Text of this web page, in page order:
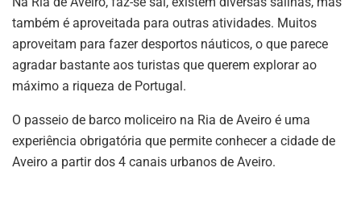
também é aproveitada para outras atividades. Muitos
aproveitam para fazer desportos náuticos, o que parece
agradar bastante aos turistas que querem explorar ao
máximo a riqueza de Portugal.
O passeio de barco moliceiro na Ria de Aveiro é uma
experiência obrigatória que permite conhecer a cidade de
Aveiro a partir dos 4 canais urbanos de Aveiro.